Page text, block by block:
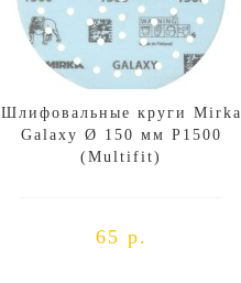
Шлифовальные круги Mirka
Galaxy Ø 150 мм P1500
(Multifit)
65 р.